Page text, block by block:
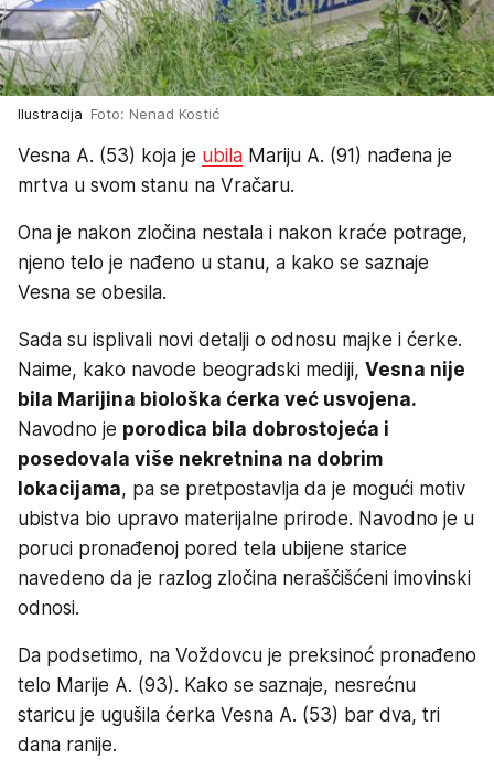
Ilustracija Foto: Nenad Kostić
Vesna A. (53) koja je ubila Mariju A. (91) nađena je
mrtva u svom stanu na Vračaru.
Ona je nakon zločina nestala i nakon kraće potrage,
njeno telo je nađeno u stanu, a kako se saznaje
Vesna se obesila.
Sada su isplivali novi detalji o odnosu majke i ćerke.
Naime, kako navode beogradski mediji, Vesna nije
bila Marijina biološka ćerka već usvojena.
Navodno je porodica bila dobrostojeća i
posedovala više nekretnina na dobrim
lokacijama, pa se pretpostavlja da je mogući motiv
ubistva bio upravo materijalne prirode. Navodno je u
poruci pronađenoj pored tela ubijene starice
navedeno da je razlog zločina neraščišćeni imovinski
odnosi.
Da podsetimo, na Voždovcu je preksinoć pronađeno
telo Marije A. (93). Kako se saznaje, nesrećnu
staricu je ugušila ćerka Vesna A. (53) bar dva, tri
dana ranije.